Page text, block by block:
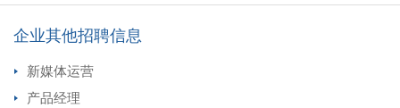
企业其他招聘信息
新媒体运营
产品经理